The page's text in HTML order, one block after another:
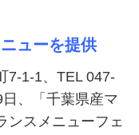
ューを提供
7-1-1、TEL 047-
、「千葉県産マ
ンスメニューフェ